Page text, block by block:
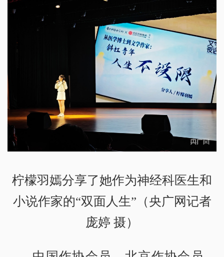
柠檬羽嫣分享了她作为神经科医生和
小说作家的“双面人生”（央广网记者
庞婷 摄）